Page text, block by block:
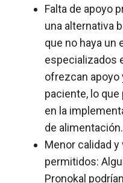
Falta de apoyo
una alternativa
que no haya un
especializados
ofrezcan apoyo
paciente, lo
en la
de alimentación.
Menor calidad
permitidos:
Pronokal